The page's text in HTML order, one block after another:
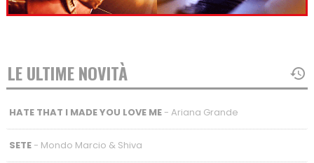
LE ULTIME NOVITÀ
HATE THAT I MADE YOU LOVE ME- Ariana Grande
SETE- Mondo Marcio & Shiva